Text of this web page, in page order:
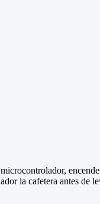
la cafetera antes de